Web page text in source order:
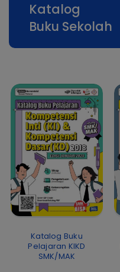
Katalog
Buku Sekolah
Katalog Buku
Pelajaran KIKD
SMK/MAK